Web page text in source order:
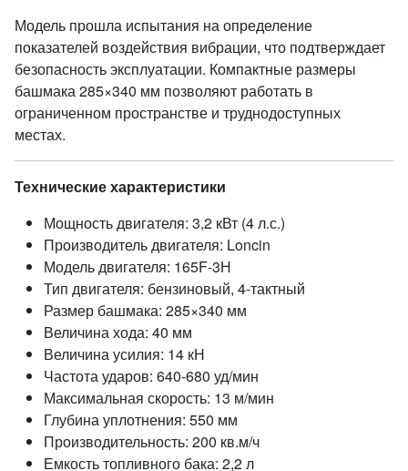
Модель прошла испытания на определение
показателей воздействия вибрации, что подтверждает
безопасность эксплуатации. Компактные размеры
башмака 285×340 мм позволяют работать в
ограниченном пространстве и труднодоступных
местах.
Технические характеристики
Мощность двигателя: 3,2 кВт (4 л.с.)
Производитель двигателя: Loncin
Модель двигателя: 165F-3Н
Тип двигателя: бензиновый, 4-тактный
Размер башмака: 285×340 мм
Величина хода: 40 мм
Величина усилия: 14 кН
Частота ударов: 640-680 уд/мин
Максимальная скорость: 13 м/мин
Глубина уплотнения: 550 мм
Производительность: 200 кв.м/ч
Емкость топливного бака: 2,2 л